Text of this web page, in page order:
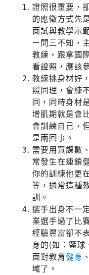
證照很重要，
的應徵方式先
面試與教學示
ㄧ問三不知，
教練，跟拿國
看證照，應該
教練挑身材好
照同理，會練
同，同時身材
增肌期就是會
會訓練自己，
是兩回事。
需要用買課數
常發生在連鎖
你的訓練他更
等，通常這種
訓。
選手出身不一
業選手過了比
經驗豐富卻不
身的(如：籃球
面對教育健身 、
域了。